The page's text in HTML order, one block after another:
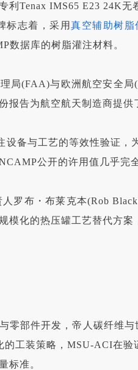
利Tenax IMS65 E23 24K
标志着，采用 真空辅助树脂
数据库的树脂灌注材料。
局(FAA)与欧洲航空安全
报告为航空航天制造商提
设备与工艺的等效性验证，
公开的许用值几乎完
人罗布・布莱克本(Rob
模化的热压罐工艺替代方
零部件开发，帝人碳纤维
工装策略，MSU-ACI在
标准。